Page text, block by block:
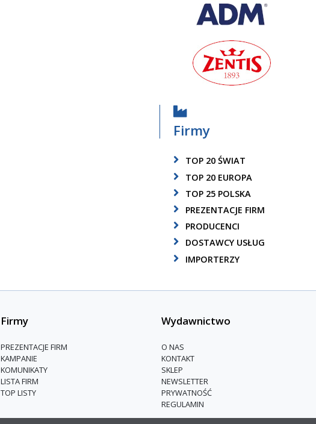
Firmy
TOP 20 ŚWIAT
TOP 20 EUROPA
TOP 25 POLSKA
PREZENTACJE FIRM
PRODUCENCI
DOSTAWCY USŁUG
IMPORTERZY
Firmy
PREZENTACJE FIRM
KAMPANIE
KOMUNIKATY
LISTA FIRM
TOP LISTY
Wydawnictwo
O NAS
KONTAKT
SKLEP
NEWSLETTER
PRYWATNOŚĆ
REGULAMIN